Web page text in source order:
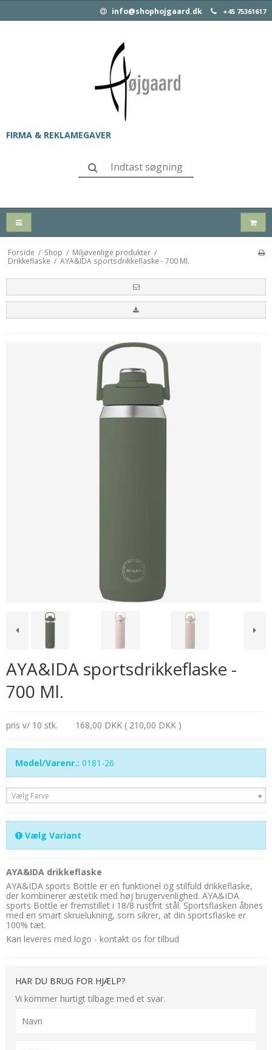
info@shophojgaard.dk +45 75361617
FIRMA & REKLAMEGAVER
Forside / Shop / Miljøvenlige produkter /
Drikkeflaske / AYA&IDA sportsdrikkeflaske - 700 Ml.
AYA&IDA sportsdrikkeflaske -
700 Ml.
pris v/ 10 stk. 168,00 DKK ( 210,00 DKK )
Model/Varenr.: 0181-26
Vælg Farve
Vælg Variant
AYA&IDA drikkeflaske
AYA&IDA sports Bottle er en funktionel og stilfuld drikkeflaske,
der kombinerer æstetik med høj brugervenlighed. AYA&IDA
sports Bottle er fremstillet i 18/8 rustfrit stål. Sportsflasken åbnes
med en smart skruelukning, som sikrer, at din sportsflaske er
100% tæt.
Kan leveres med logo - kontakt os for tilbud
HAR DU BRUG FOR HJÆLP?
Vi kommer hurtigt tilbage med et svar.